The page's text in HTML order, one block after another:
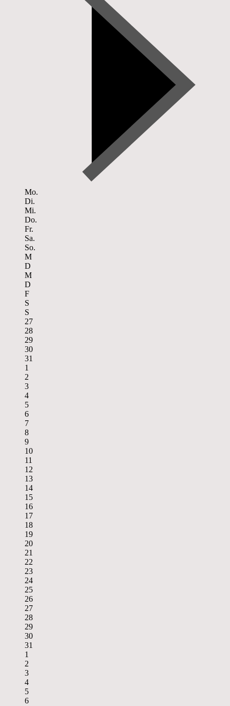
Mo.
Di.
Mi.
Do.
Fr.
Sa.
So.
M
D
M
D
F
S
S
27
28
29
30
31
1
2
3
4
5
6
7
8
9
10
11
12
13
14
15
16
17
18
19
20
21
22
23
24
25
26
27
28
29
30
31
1
2
3
4
5
6